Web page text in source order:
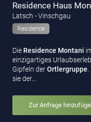
Residence Haus
Latsch - Vinschgau
Residence
Die Residence Montani
einzigartiges
Gipfeln derOrtlergruppe.
sie der…
Zur Anfrage